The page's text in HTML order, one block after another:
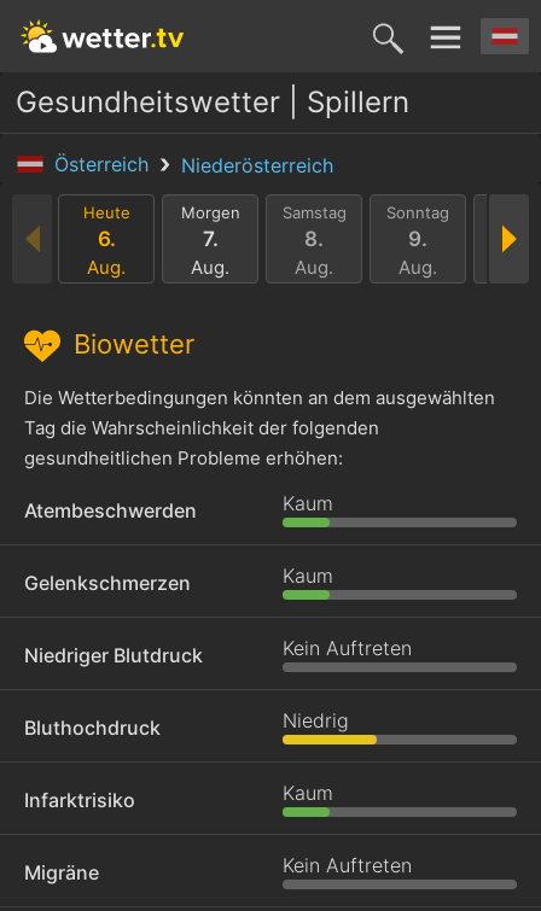
Gesundheitswetter | Spillern
Österreich Niederösterreich
Heute
6.
Aug.
Morgen
7.
Aug.
Samstag
8.
Aug.
Sonntag
9.
Aug.
10.
Biowetter
Die Wetterbedingungen könnten an dem ausgewählten
Tag die Wahrscheinlichkeit der folgenden
gesundheitlichen Probleme erhöhen:
Atembeschwerden Kaum
Gelenkschmerzen Kaum
Niedriger Blutdruck Kein Auftreten
Bluthochdruck Niedrig
Infarktrisiko Kaum
Migräne Kein Auftreten